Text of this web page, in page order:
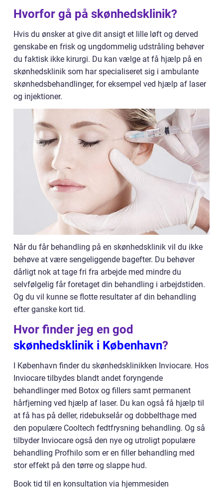
Hvorfor gå på skønhedsklinik?
Hvis du ønsker at give dit ansigt et lille løft og derved
genskabe en frisk og ungdommelig udstråling behøver
du faktisk ikke kirurgi. Du kan vælge at få hjælp på en
skønhedsklinik som har specialiseret sig i ambulante
skønhedsbehandlinger, for eksempel ved hjælp af laser
og injektioner.
Når du får behandling på en skønhedsklinik vil du ikke
behøve at være sengeliggende bagefter. Du behøver
dårligt nok at tage fri fra arbejde med mindre du
selvfølgelig får foretaget din behandling i arbejdstiden.
Og du vil kunne se flotte resultater af din behandling
efter ganske kort tid.
Hvor finder jeg en god
skønhedsklinik i København?
I København finder du skønhedsklinikken Inviocare. Hos
Inviocare tilbydes blandt andet foryngende
behandlinger med Botox og fillers samt permanent
hårfjerning ved hjælp af laser. Du kan også få hjælp til
at få has på deller, ridebukselår og dobbelthage med
den populære Cooltech fedtfrysning behandling. Og så
tilbyder Inviocare også den nye og utroligt populære
behandling Profhilo som er en filler behandling med
stor effekt på den tørre og slappe hud.
Book tid til en konsultation via hjemmesiden